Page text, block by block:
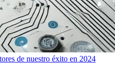
de nuestro éxito en 2024